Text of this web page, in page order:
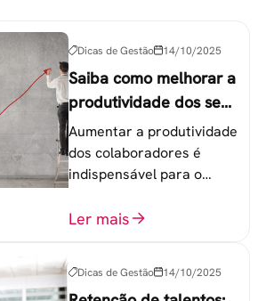
Dicas de Gestão 14/10/2025
Saiba como melhorar a
produtividade dos seus
colaboradores
Aumentar a produtividade
dos colaboradores é
indispensável para o
equipe de trabalho. 6
Ler mais
Dicas de Gestão 14/10/2025